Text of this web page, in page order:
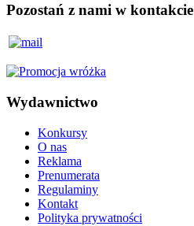
Pozostań z nami w kontakcie
Wydawnictwo
Konkursy
O nas
Reklama
Prenumerata
Regulaminy
Kontakt
Polityka prywatności